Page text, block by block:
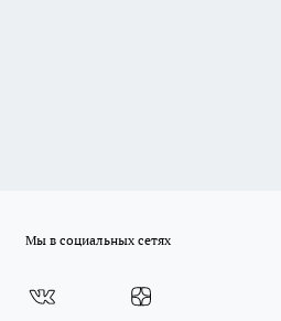
Мы в социальных сетях